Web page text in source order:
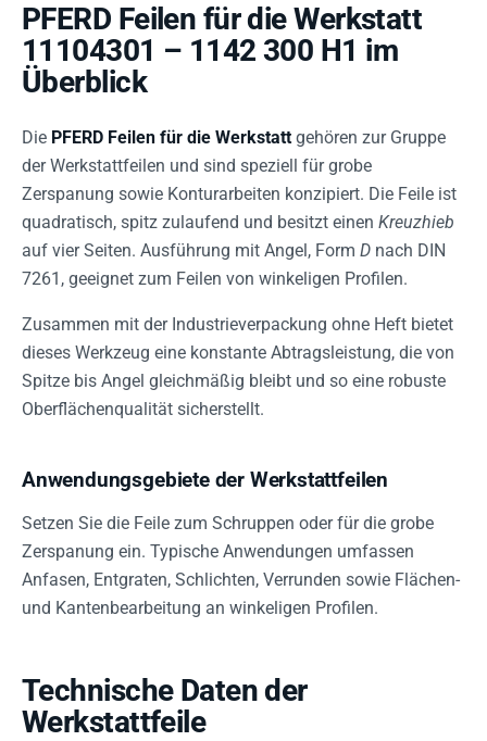
PFERD Feilen für die Werkstatt
11104301 – 1142 300 H1 im
Überblick
Die PFERD Feilen für die Werkstatt gehören zur Gruppe
der Werkstattfeilen und sind speziell für grobe
Zerspanung sowie Konturarbeiten konzipiert. Die Feile ist
quadratisch, spitz zulaufend und besitzt einen Kreuzhieb
auf vier Seiten. Ausführung mit Angel, Form D nach DIN
7261, geeignet zum Feilen von winkeligen Profilen.
Zusammen mit der Industrieverpackung ohne Heft bietet
dieses Werkzeug eine konstante Abtragsleistung, die von
Spitze bis Angel gleichmäßig bleibt und so eine robuste
Oberflächenqualität sicherstellt.
Anwendungsgebiete der Werkstattfeilen
Setzen Sie die Feile zum Schruppen oder für die grobe
Zerspanung ein. Typische Anwendungen umfassen
Anfasen, Entgraten, Schlichten, Verrunden sowie Flächen-
und Kantenbearbeitung an winkeligen Profilen.
Technische Daten der
Werkstattfeile